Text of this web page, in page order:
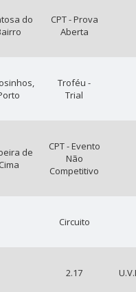
do
CPT - Prova
Aberta
Troféu -
Trial
de
Cima
CPT - Evento
Não
Competitivo
Circuito
2.17